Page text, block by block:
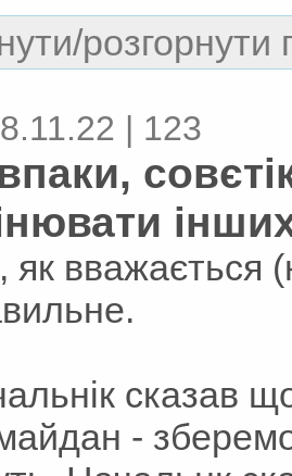
розгорнути
| 123
як вважається
сказав
-